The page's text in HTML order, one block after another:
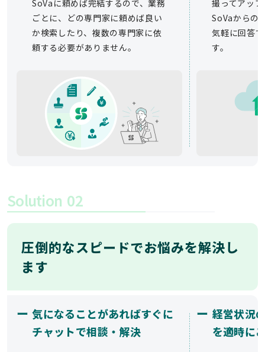
SoVaに頼めば完結するので、業務
ごとに、どの専門家に頼めば良い
か検索したり、複数の専門家に依
頼する必要がありません。
撮ってアッ
SoVaからの
気軽に回答
す。
Solution 02
圧倒的なスピードでお悩みを解決し
ます
ー 気になることがあればすぐに
チャットで相談・解決
ー 経営状況
を適時に